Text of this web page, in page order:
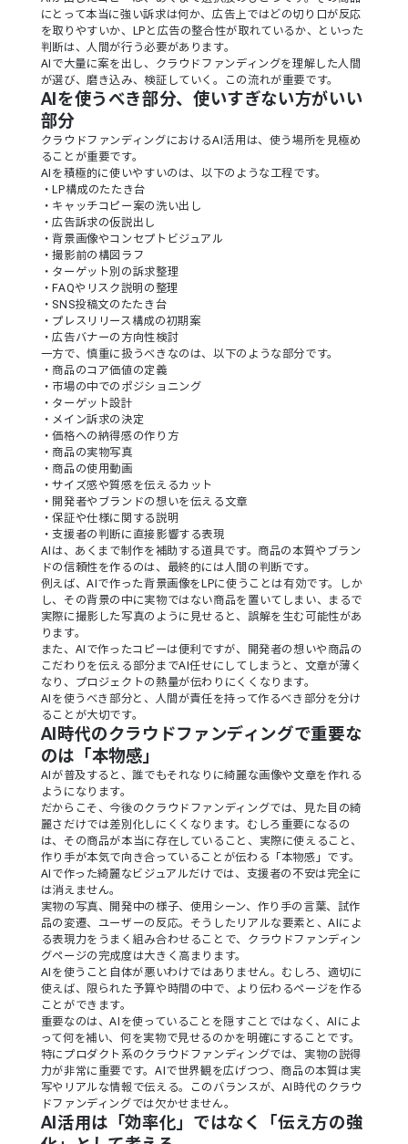
にとって本当に強い訴求は何か、広告上ではどの切り口が反応
を取りやすいか、LPと広告の整合性が取れているか、といった
判断は、人間が行う必要があります。
AIで大量に案を出し、クラウドファンディングを理解した人間
が選び、磨き込み、検証していく。この流れが重要です。
AIを使うべき部分、使いすぎない方がいい
部分
クラウドファンディングにおけるAI活用は、使う場所を見極め
ることが重要です。
AIを積極的に使いやすいのは、以下のような工程です。
・LP構成のたたき台
・キャッチコピー案の洗い出し
・広告訴求の仮説出し
・背景画像やコンセプトビジュアル
・撮影前の構図ラフ
・ターゲット別の訴求整理
・FAQやリスク説明の整理
・SNS投稿文のたたき台
・プレスリリース構成の初期案
・広告バナーの方向性検討
一方で、慎重に扱うべきなのは、以下のような部分です。
・商品のコア価値の定義
・市場の中でのポジショニング
・ターゲット設計
・メイン訴求の決定
・価格への納得感の作り方
・商品の実物写真
・商品の使用動画
・サイズ感や質感を伝えるカット
・開発者やブランドの想いを伝える文章
・保証や仕様に関する説明
・支援者の判断に直接影響する表現
AIは、あくまで制作を補助する道具です。商品の本質やブラン
ドの信頼性を作るのは、最終的には人間の判断です。
例えば、AIで作った背景画像をLPに使うことは有効です。しか
し、その背景の中に実物ではない商品を置いてしまい、まるで
実際に撮影した写真のように見せると、誤解を生む可能性があ
ります。
また、AIで作ったコピーは便利ですが、開発者の想いや商品の
こだわりを伝える部分までAI任せにしてしまうと、文章が薄く
なり、プロジェクトの熱量が伝わりにくくなります。
AIを使うべき部分と、人間が責任を持って作るべき部分を分け
ることが大切です。
AI時代のクラウドファンディングで重要な
のは「本物感」
AIが普及すると、誰でもそれなりに綺麗な画像や文章を作れる
ようになります。
だからこそ、今後のクラウドファンディングでは、見た目の綺
麗さだけでは差別化しにくくなります。むしろ重要になるの
は、その商品が本当に存在していること、実際に使えること、
作り手が本気で向き合っていることが伝わる「本物感」です。
AIで作った綺麗なビジュアルだけでは、支援者の不安は完全に
は消えません。
実物の写真、開発中の様子、使用シーン、作り手の言葉、試作
品の変遷、ユーザーの反応。そうしたリアルな要素と、AIによ
る表現力をうまく組み合わせることで、クラウドファンディン
グページの完成度は大きく高まります。
AIを使うこと自体が悪いわけではありません。むしろ、適切に
使えば、限られた予算や時間の中で、より伝わるページを作る
ことができます。
重要なのは、AIを使っていることを隠すことではなく、AIによ
って何を補い、何を実物で見せるのかを明確にすることです。
特にプロダクト系のクラウドファンディングでは、実物の説得
力が非常に重要です。AIで世界観を広げつつ、商品の本質は実
写やリアルな情報で伝える。このバランスが、AI時代のクラウ
ドファンディングでは欠かせません。
AI活用は「効率化」ではなく「伝え方の強